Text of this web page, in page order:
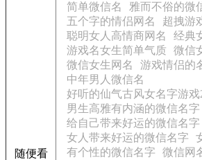
随便看
简单微信名
雅而不俗的微
五个字的情侣网名
超拽游
聪明女人高情商网名
经典
游戏名女生简单气质
微信
微信女生网名
游戏情侣的
中年男人微信名
好听的仙气古风女名字游戏
男生高雅有内涵的微信名字
给自己带来好运的微信名字
女人带来好运的微信名字
有个性的微信名字
微信网